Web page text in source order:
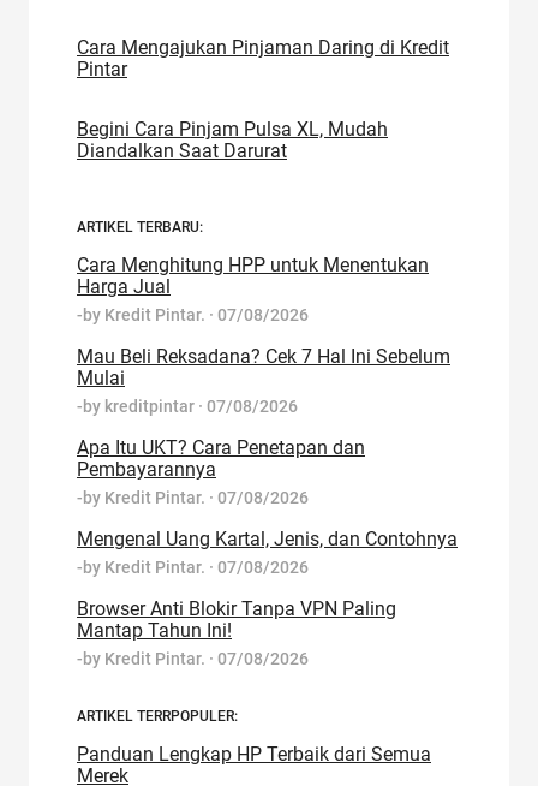
Cara Mengajukan Pinjaman Daring di Kredit
Pintar
Begini Cara Pinjam Pulsa XL, Mudah
Diandalkan Saat Darurat
ARTIKEL TERBARU:
Cara Menghitung HPP untuk Menentukan
Harga Jual
-by Kredit Pintar. · 07/08/2026
Mau Beli Reksadana? Cek 7 Hal Ini Sebelum
Mulai
-by kreditpintar · 07/08/2026
Apa Itu UKT? Cara Penetapan dan
Pembayarannya
-by Kredit Pintar. · 07/08/2026
Mengenal Uang Kartal, Jenis, dan Contohnya
-by Kredit Pintar. · 07/08/2026
Browser Anti Blokir Tanpa VPN Paling
Mantap Tahun Ini!
-by Kredit Pintar. · 07/08/2026
ARTIKEL TERRPOPULER:
Panduan Lengkap HP Terbaik dari Semua
Merek